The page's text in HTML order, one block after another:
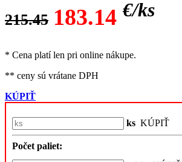
215.45 183.14 €/ks
* Cena platí len pri online nákupe.
** ceny sú vrátane DPH
KÚPIŤ
ks KÚPIŤ
Počet paliet: